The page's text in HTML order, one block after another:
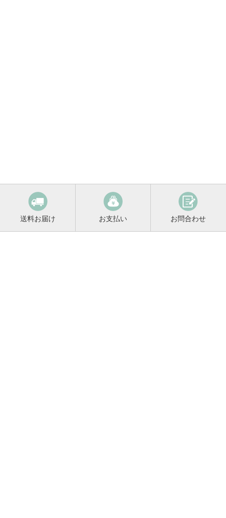
送料お届け お支払い お問合わせ